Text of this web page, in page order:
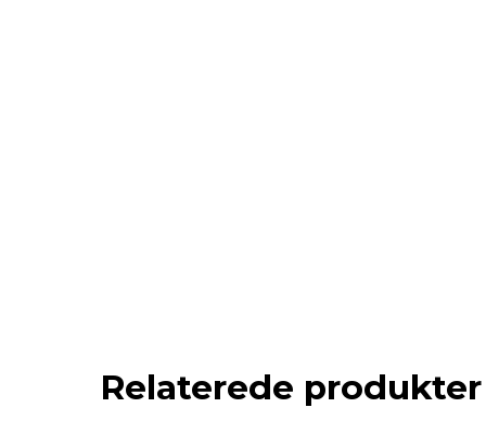
Relaterede produkter